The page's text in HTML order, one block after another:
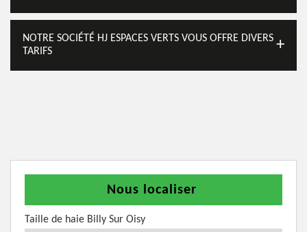
NOTRE SOCIÉTÉ HJ ESPACES VERTS VOUS OFFRE DIVERS
TARIFS
Nous localiser
Taille de haie Billy Sur Oisy